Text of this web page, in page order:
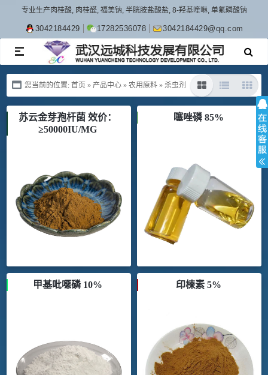
专业生产肉桂酸, 肉桂醛, 福美钠, 半胱胺盐酸盐, 8-羟基喹啉, 单氟磷酸钠
3042184429 17282536078 3042184429@qq.com
TOGGLE
NAVIGATION
您当前的位置: 首页 » 产品中心» 农用原料» 杀虫剂
苏云金芽孢杆菌 效价：
≥50000IU/MG
噻唑磷 85%
甲基吡噁磷 10% 印楝素 5%